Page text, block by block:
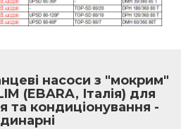
насоси з "мокрим"
(EBARA, Італія) для
та кондиціонування -